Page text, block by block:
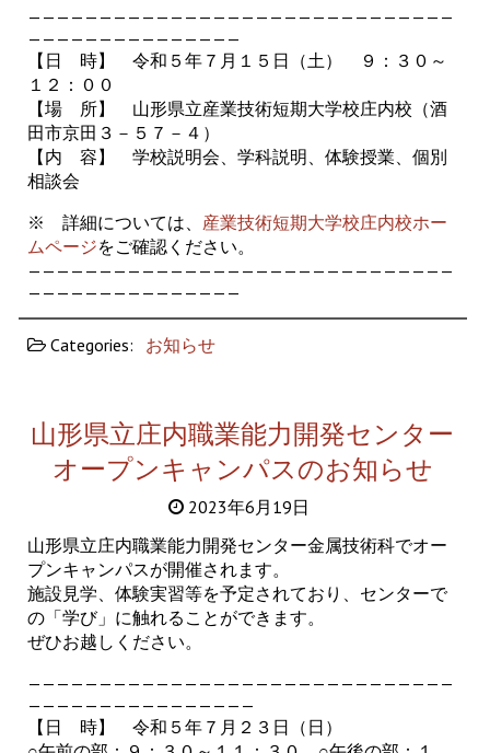
——————————————————————————————
———————————————
【日 時】 令和５年７月１５日（土） ９：３０～
１２：００
【場 所】 山形県立産業技術短期大学校庄内校（酒
田市京田３－５７－４）
【内 容】 学校説明会、学科説明、体験授業、個別
相談会
※ 詳細については、 産業技術短期大学校庄内校ホー
ムページをご確認ください。
——————————————————————————————
———————————————
Categories: お知らせ
山形県立庄内職業能力開発センター
オープンキャンパスのお知らせ
2023年6月19日
山形県立庄内職業能力開発センター金属技術科でオー
プンキャンパスが開催されます。
施設見学、体験実習等を予定されており、センターで
の「学び」に触れることができます。
ぜひお越しください。
——————————————————————————————
————————————————
【日 時】 令和５年７月２３日（日）